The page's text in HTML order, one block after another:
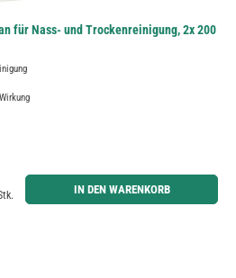
für Nass- und Trockenreinigung, 2x 200
ein oder benutze die Schaltflächen um die Anzahl zu
IN DEN WARENKORB